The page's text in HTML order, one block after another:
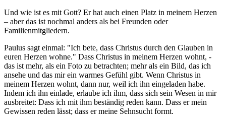
Und wie ist es mit Gott? Er hat auch einen Platz in meinem Herzen
– aber das ist nochmal anders als bei Freunden oder
Familienmitgliedern.
Paulus sagt einmal: "Ich bete, dass Christus durch den Glauben in
euren Herzen wohne." Dass Christus in meinem Herzen wohnt, -
das ist mehr, als ein Foto zu betrachten; mehr als ein Bild, das ich
ansehe und das mir ein warmes Gefühl gibt. Wenn Christus in
meinem Herzen wohnt, dann nur, weil ich ihn eingeladen habe.
Indem ich ihn einlade, erlaube ich ihm, dass sich sein Wesen in mir
ausbreitet: Dass ich mit ihm beständig reden kann. Dass er mein
Gewissen reden lässt; dass er meine Sehnsucht formt.